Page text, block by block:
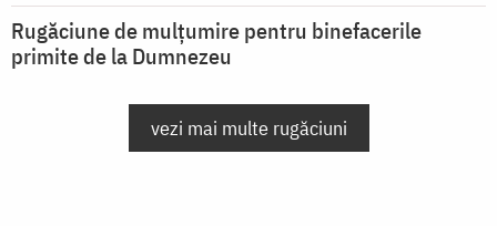
Rugăciune de mulțumire pentru binefacerile
primite de la Dumnezeu
vezi mai multe rugăciuni